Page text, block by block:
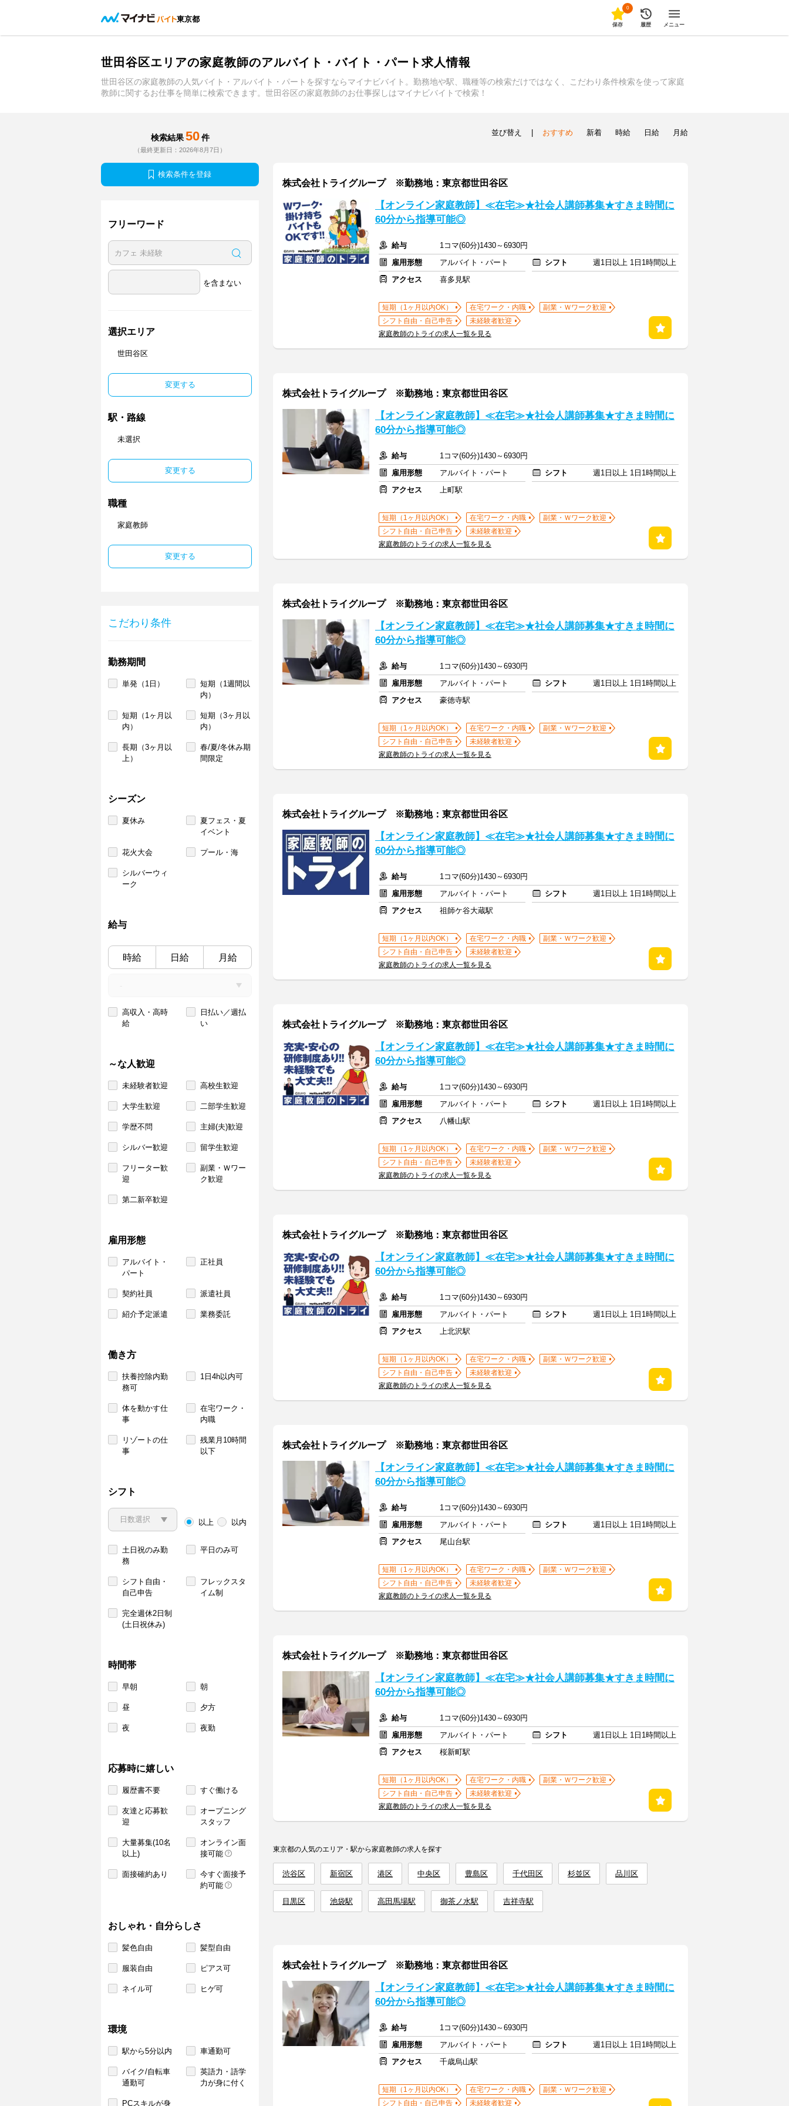
東京都
0
保存 履歴 メニュー
世田谷区エリアの家庭教師のアルバイト・バイト・パート求人情報
世田谷区の家庭教師の人気バイト・アルバイト・パートを探すならマイナビバイト。勤務地や駅、職種等の検索だけではなく、こだわり条件検索を使って家庭
教師に関するお仕事を簡単に検索できます。世田谷区の家庭教師のお仕事探しはマイナビバイトで検索！
検索結果 50 件
（最終更新日：2026年8月7日）
検索条件を登録
フリーワード
を含まない
選択エリア
世田谷区
変更する
駅・路線
未選択
変更する
職種
家庭教師
変更する
こだわり条件
勤務期間
単発（1日）
短期（1週間以
内）
短期（1ヶ月以
内）
短期（3ヶ月以
内）
長期（3ヶ月以
上）
春/夏/冬休み期
間限定
シーズン
夏休み
夏フェス・夏
イベント
花火大会 プール・海
シルバーウィ
ーク
給与
時給 日給 月給
高収入・高時
給
日払い／週払
い
～な人歓迎
未経験者歓迎 高校生歓迎
大学生歓迎 二部学生歓迎
学歴不問 主婦(夫)歓迎
シルバー歓迎 留学生歓迎
フリーター歓
迎
副業・Ｗワー
ク歓迎
第二新卒歓迎
雇用形態
アルバイト・
パート
正社員
契約社員 派遣社員
紹介予定派遣 業務委託
働き方
扶養控除内勤
務可
1日4h以内可
体を動かす仕
事
在宅ワーク・
内職
リゾートの仕
事
残業月10時間
以下
シフト
以上 以内
土日祝のみ勤
務
平日のみ可
シフト自由・
自己申告
フレックスタ
イム制
完全週休2日制
(土日祝休み)
時間帯
早朝 朝
昼 夕方
夜 夜勤
応募時に嬉しい
履歴書不要 すぐ働ける
友達と応募歓
迎
オープニング
スタッフ
大量募集(10名
以上)
オンライン面
接可能
面接確約あり
今すぐ面接予
約可能
おしゃれ・自分らしさ
髪色自由 髪型自由
服装自由 ピアス可
ネイル可 ヒゲ可
環境
駅から5分以内 車通勤可
バイク/自転車
通勤可
英語力・語学
力が身に付く
PCスキルが身
並び替え おすすめ 新着 時給 日給 月給
株式会社トライグループ ※勤務地：東京都世田谷区
【オンライン家庭教師】≪在宅≫★社会人講師募集★すきま時間に
60分から指導可能◎
給与
1コマ(60分)1430～6930円
雇用形態
アルバイト・パート シフト
週1日以上 1日1時間以上
アクセス
喜多見駅
短期（1ヶ月以内OK） 在宅ワーク・内職
副業・Ｗワーク歓迎
シフト自由・自己申告
未経験者歓迎
家庭教師のトライの求人一覧を見る
株式会社トライグループ ※勤務地：東京都世田谷区
【オンライン家庭教師】≪在宅≫★社会人講師募集★すきま時間に
60分から指導可能◎
給与
1コマ(60分)1430～6930円
雇用形態
アルバイト・パート シフト
週1日以上 1日1時間以上
アクセス
上町駅
短期（1ヶ月以内OK） 在宅ワーク・内職
副業・Ｗワーク歓迎
シフト自由・自己申告
未経験者歓迎
家庭教師のトライの求人一覧を見る
株式会社トライグループ ※勤務地：東京都世田谷区
【オンライン家庭教師】≪在宅≫★社会人講師募集★すきま時間に
60分から指導可能◎
給与
1コマ(60分)1430～6930円
雇用形態
アルバイト・パート シフト
週1日以上 1日1時間以上
アクセス
豪徳寺駅
短期（1ヶ月以内OK） 在宅ワーク・内職
副業・Ｗワーク歓迎
シフト自由・自己申告
未経験者歓迎
家庭教師のトライの求人一覧を見る
株式会社トライグループ ※勤務地：東京都世田谷区
【オンライン家庭教師】≪在宅≫★社会人講師募集★すきま時間に
60分から指導可能◎
給与
1コマ(60分)1430～6930円
雇用形態
アルバイト・パート シフト
週1日以上 1日1時間以上
アクセス
祖師ケ谷大蔵駅
短期（1ヶ月以内OK） 在宅ワーク・内職
副業・Ｗワーク歓迎
シフト自由・自己申告
未経験者歓迎
家庭教師のトライの求人一覧を見る
株式会社トライグループ ※勤務地：東京都世田谷区
【オンライン家庭教師】≪在宅≫★社会人講師募集★すきま時間に
60分から指導可能◎
給与
1コマ(60分)1430～6930円
雇用形態
アルバイト・パート シフト
週1日以上 1日1時間以上
アクセス
八幡山駅
短期（1ヶ月以内OK） 在宅ワーク・内職
副業・Ｗワーク歓迎
シフト自由・自己申告
未経験者歓迎
家庭教師のトライの求人一覧を見る
株式会社トライグループ ※勤務地：東京都世田谷区
【オンライン家庭教師】≪在宅≫★社会人講師募集★すきま時間に
60分から指導可能◎
給与
1コマ(60分)1430～6930円
雇用形態
アルバイト・パート シフト
週1日以上 1日1時間以上
アクセス
上北沢駅
短期（1ヶ月以内OK） 在宅ワーク・内職
副業・Ｗワーク歓迎
シフト自由・自己申告
未経験者歓迎
家庭教師のトライの求人一覧を見る
株式会社トライグループ ※勤務地：東京都世田谷区
【オンライン家庭教師】≪在宅≫★社会人講師募集★すきま時間に
60分から指導可能◎
給与
1コマ(60分)1430～6930円
雇用形態
アルバイト・パート シフト
週1日以上 1日1時間以上
アクセス
尾山台駅
短期（1ヶ月以内OK） 在宅ワーク・内職
副業・Ｗワーク歓迎
シフト自由・自己申告
未経験者歓迎
家庭教師のトライの求人一覧を見る
株式会社トライグループ ※勤務地：東京都世田谷区
【オンライン家庭教師】≪在宅≫★社会人講師募集★すきま時間に
60分から指導可能◎
給与
1コマ(60分)1430～6930円
雇用形態
アルバイト・パート シフト
週1日以上 1日1時間以上
アクセス
桜新町駅
短期（1ヶ月以内OK） 在宅ワーク・内職
副業・Ｗワーク歓迎
シフト自由・自己申告
未経験者歓迎
家庭教師のトライの求人一覧を見る
東京都の人気のエリア・駅から家庭教師の求人を探す
渋谷区 新宿区 港区 中央区 豊島区 千代田区 杉並区 品川区
目黒区 池袋駅 高田馬場駅 御茶ノ水駅 吉祥寺駅
株式会社トライグループ ※勤務地：東京都世田谷区
【オンライン家庭教師】≪在宅≫★社会人講師募集★すきま時間に
60分から指導可能◎
給与
1コマ(60分)1430～6930円
雇用形態
アルバイト・パート シフト
週1日以上 1日1時間以上
アクセス
千歳烏山駅
短期（1ヶ月以内OK） 在宅ワーク・内職
副業・Ｗワーク歓迎
シフト自由・自己申告
未経験者歓迎